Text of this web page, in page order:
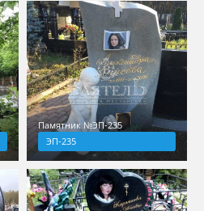
Памятник №ЭП-235
ЭП-235